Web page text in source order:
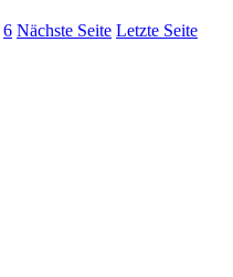
6 Nächste Seite Letzte Seite